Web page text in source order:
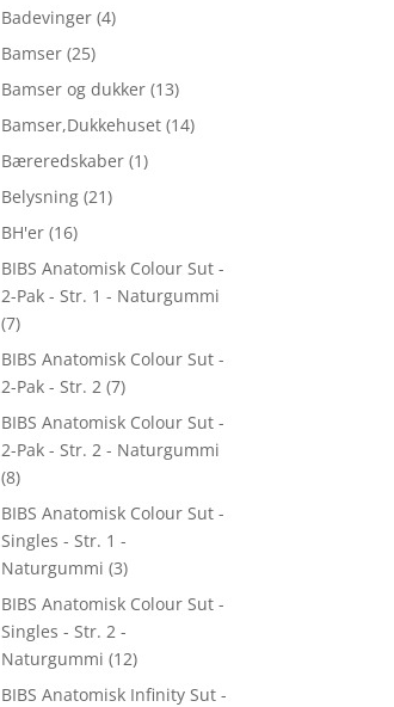
Badevinger (4)
Bamser (25)
Bamser og dukker (13)
Bamser,Dukkehuset (14)
Bæreredskaber (1)
Belysning (21)
BH'er (16)
BIBS Anatomisk Colour Sut -
2-Pak - Str. 1 - Naturgummi
(7)
BIBS Anatomisk Colour Sut -
2-Pak - Str. 2 (7)
BIBS Anatomisk Colour Sut -
2-Pak - Str. 2 - Naturgummi
(8)
BIBS Anatomisk Colour Sut -
Singles - Str. 1 -
Naturgummi (3)
BIBS Anatomisk Colour Sut -
Singles - Str. 2 -
Naturgummi (12)
BIBS Anatomisk Infinity Sut -